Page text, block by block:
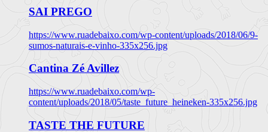
SAI PREGO
https://www.ruadebaixo.com/wp-content/uploads/2018/06/9-
sumos-naturais-e-vinho-335x256.jpg
Cantina Zé Avillez
https://www.ruadebaixo.com/wp-
content/uploads/2018/05/taste_future_heineken-335x256.jpg
TASTE THE FUTURE